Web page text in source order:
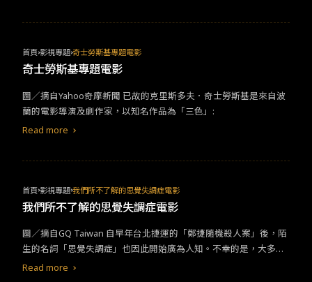
首頁 影視專題 奇士勞斯基專題電影
奇士勞斯基專題電影
圖／摘自Yahoo奇摩新聞 已故的克里斯多夫．奇士勞斯基是來自波
蘭的電影導演及劇作家，以知名作品為「三色」:
Read more
首頁 影視專題 我們所不了解的思覺失調症電影
我們所不了解的思覺失調症電影
圖／摘自GQ Taiwan 自早年台北捷運的「鄭捷隨機殺人案」後，陌
生的名詞「思覺失調症」也因此開始廣為人知。不幸的是，大多數
人不了解這種精神疾病，使他們遭汙名；而許多犯罪者則常以此疾
Read more